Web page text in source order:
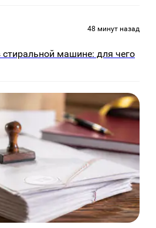
48 минут назад
машине: для чего